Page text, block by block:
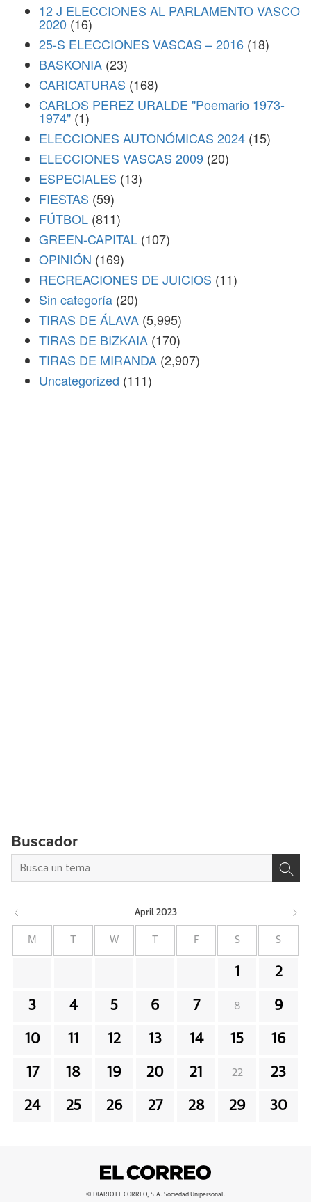
12 J ELECCIONES AL PARLAMENTO VASCO
2020 (16)
25-S ELECCIONES VASCAS – 2016 (18)
BASKONIA (23)
CARICATURAS (168)
CARLOS PEREZ URALDE "Poemario 1973-
1974" (1)
ELECCIONES AUTONÓMICAS 2024 (15)
ELECCIONES VASCAS 2009 (20)
ESPECIALES (13)
FIESTAS (59)
FÚTBOL (811)
GREEN-CAPITAL (107)
OPINIÓN (169)
RECREACIONES DE JUICIOS (11)
Sin categoría (20)
TIRAS DE ÁLAVA (5,995)
TIRAS DE BIZKAIA (170)
TIRAS DE MIRANDA (2,907)
Uncategorized (111)
Buscador
April 2023
M W F S S
1 2
3 4 5 6 7 8 9
10 11 12 13 14 15 16
17 18 19 20 21 22 23
24 25 26 27 28 29 30
© DIARIO EL CORREO, S.A. Sociedad Unipersonal.